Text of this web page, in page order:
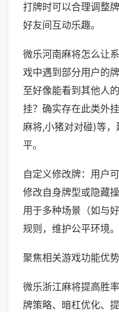
打牌时可以合理调整
好友间互动乐趣。
微乐河南麻将怎么让
戏中遇到部分用户的
至好像能看到其他人
挂？确实存在此类外
麻将,小猪对对碰)等
平。
自定义修改牌：用户
修改自身牌型或隐藏
用于多种场景（如与
规则，维护公平环境。
聚焦相关游戏功能优势
微乐浙江麻将提高胜
牌策略、暗杠优化、